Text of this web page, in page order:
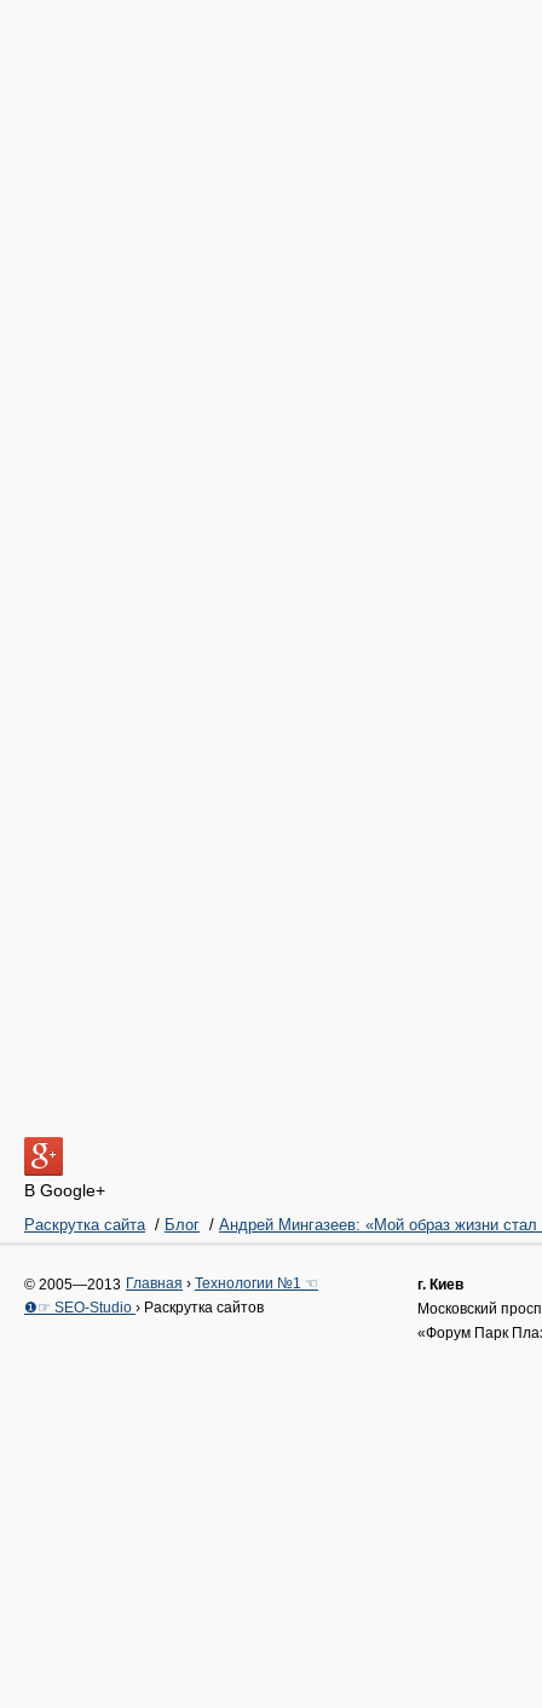
В Google+
Раскрутка сайта/ Блог / Андрей Мингазеев: «Мой образ жизни стал
© 2005—2013 Главная › Технологии №1 ☜
❶☞ SEO-Studio › Раскрутка сайтов
г. Киев
Московский
«Форум Парк